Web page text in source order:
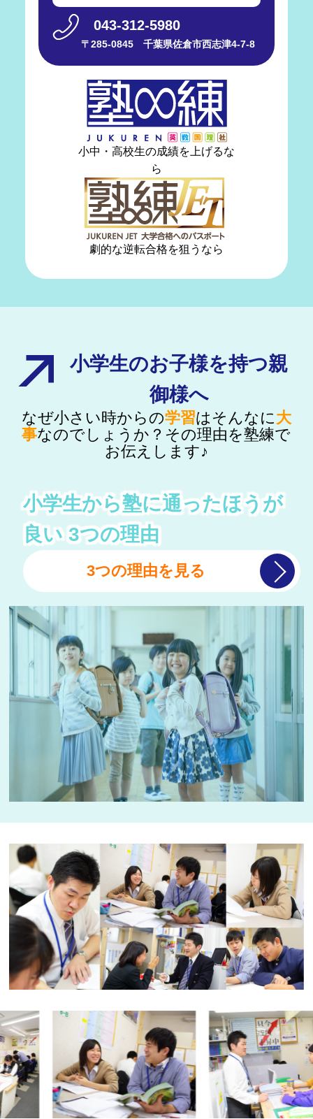
043-312-5980
〒285-0845 千葉県佐倉市西志津4-7-8
小中・高校生の成績を上げるな
ら
劇的な逆転合格を狙うなら
小学生のお子様を持つ親
御様へ
なぜ小さい時からの学習はそんなに 大
事なのでしょうか？その理由を塾練で
お伝えします♪
小学生から塾に通ったほうが
良い3つの理由
3つの理由を見る